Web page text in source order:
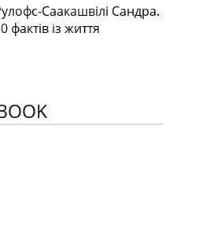
Саакашвілі Сандра.
фактів із життя